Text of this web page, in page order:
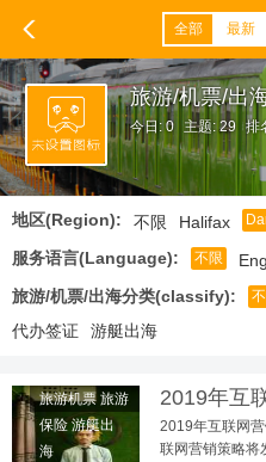
全部 最新
旅游/机票/出
今日: 0 主题: 29 排
地区(Region): 不限 Halifax
服务语言(Language):
不限
旅游/机票/出海分类(classify):
代办签证
游艇出海
旅游机票 旅游
保险 游艇出
海
2019年互
要作用？
2019年互联网
联网营销策略将